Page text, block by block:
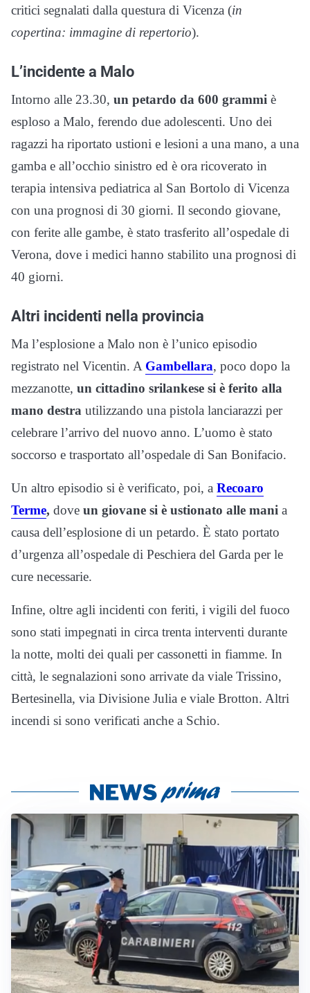
critici segnalati dalla questura di Vicenza (in
copertina: immagine di repertorio).
L’incidente a Malo
Intorno alle 23.30, un petardo da 600 grammi è
esploso a Malo, ferendo due adolescenti. Uno dei
ragazzi ha riportato ustioni e lesioni a una mano, a una
gamba e all’occhio sinistro ed è ora ricoverato in
terapia intensiva pediatrica al San Bortolo di Vicenza
con una prognosi di 30 giorni. Il secondo giovane,
con ferite alle gambe, è stato trasferito all’ospedale di
Verona, dove i medici hanno stabilito una prognosi di
40 giorni.
Altri incidenti nella provincia
Ma l’esplosione a Malo non è l’unico episodio
registrato nel Vicentin. A Gambellara, poco dopo la
mezzanotte, un cittadino srilankese si è ferito alla
mano destra utilizzando una pistola lanciarazzi per
celebrare l’arrivo del nuovo anno. L’uomo è stato
soccorso e trasportato all’ospedale di San Bonifacio.
Un altro episodio si è verificato, poi, a Recoaro
Terme, dove un giovane si è ustionato alle mani a
causa dell’esplosione di un petardo. È stato portato
d’urgenza all’ospedale di Peschiera del Garda per le
cure necessarie.
Infine, oltre agli incidenti con feriti, i vigili del fuoco
sono stati impegnati in circa trenta interventi durante
la notte, molti dei quali per cassonetti in fiamme. In
città, le segnalazioni sono arrivate da viale Trissino,
Bertesinella, via Divisione Julia e viale Brotton. Altri
incendi si sono verificati anche a Schio.